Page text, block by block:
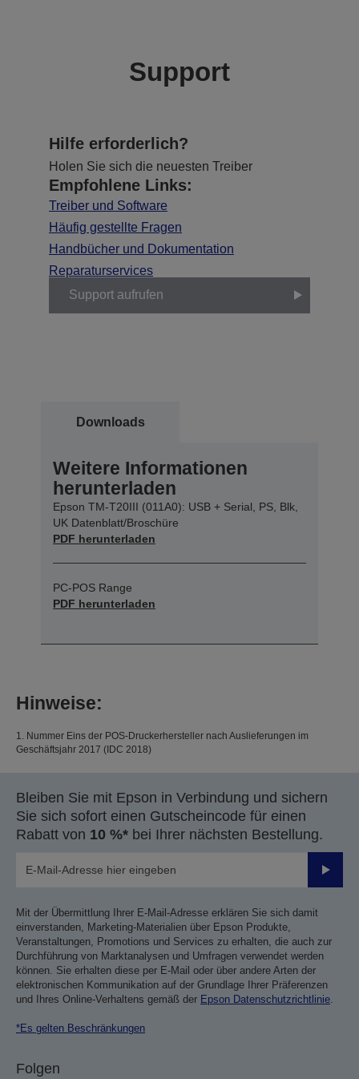
Support
Hilfe erforderlich?
Holen Sie sich die neuesten Treiber
Empfohlene Links:
Treiber und Software
Häufig gestellte Fragen
Handbücher und Dokumentation
Reparaturservices
Support aufrufen
Downloads
Weitere Informationen
herunterladen
Epson TM-T20III (011A0): USB + Serial, PS, Blk,
UK Datenblatt/Broschüre
PDF herunterladen
PC-POS Range
PDF herunterladen
Hinweise:
1. Nummer Eins der POS-Druckerhersteller nach Auslieferungen im
Geschäftsjahr 2017 (IDC 2018)
Bleiben Sie mit Epson in Verbindung und sichern
Sie sich sofort einen Gutscheincode für einen
Rabatt von 10 %* bei Ihrer nächsten Bestellung.
Mit der Übermittlung Ihrer E-Mail-Adresse erklären Sie sich damit
einverstanden, Marketing-Materialien über Epson Produkte,
Veranstaltungen, Promotions und Services zu erhalten, die auch zur
Durchführung von Marktanalysen und Umfragen verwendet werden
können. Sie erhalten diese per E-Mail oder über andere Arten der
elektronischen Kommunikation auf der Grundlage Ihrer Präferenzen
und Ihres Online-Verhaltens gemäß der Epson Datenschutzrichtlinie
*Es gelten Beschränkungen
Folgen